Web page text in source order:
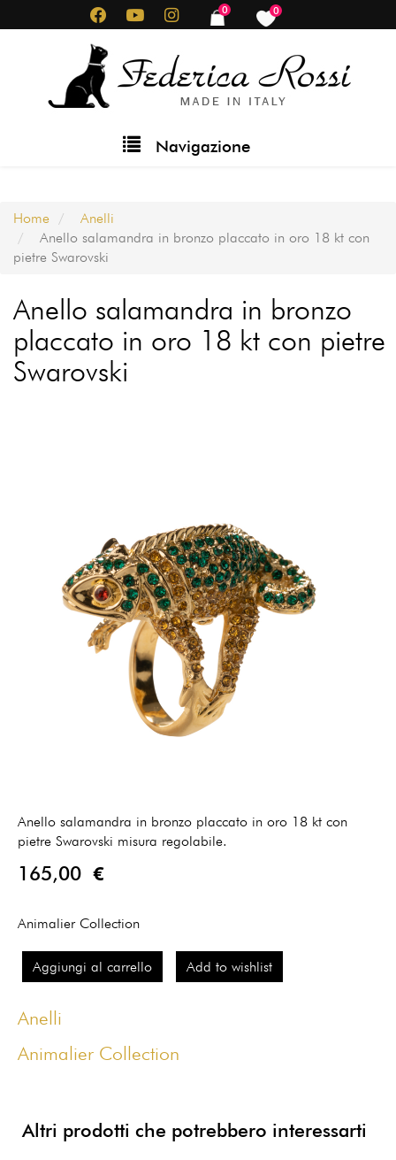
al
0
items
0
items
Navigazione
Home
Anelli
Anello salamandra in bronzo placcato in oro 18 kt con
pietre Swarovski
Anello salamandra in bronzo
placcato in oro 18 kt con pietre
Swarovski
Anello salamandra in bronzo placcato in oro 18 kt con
pietre Swarovski misura regolabile.
165,00 €
Animalier Collection
Aggiungi al carrello Add to wishlist
Anelli
Animalier Collection
Altri prodotti che potrebbero interessarti